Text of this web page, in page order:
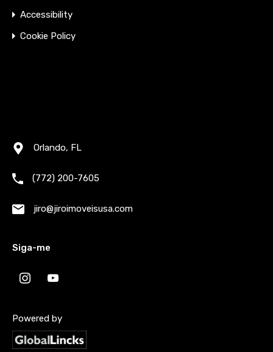
Accessibility
Cookie Policy
Orlando, FL
(772) 200-7605
jiro@jiroimoveisusa.com
Siga-me
Powered by